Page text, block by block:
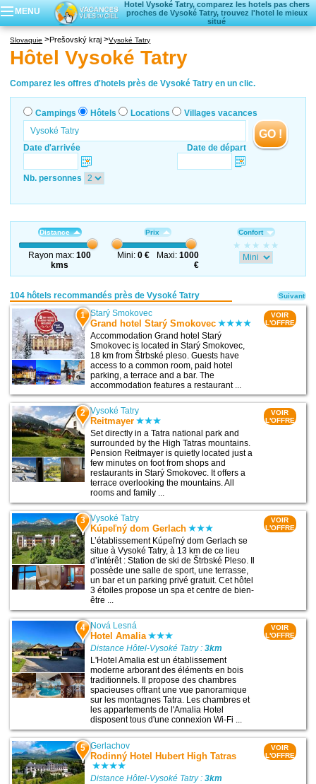
MENU
Hotel Vysoké Tatry, comparez les hotels pas chers
proches de Vysoké Tatry, trouvez l'hotel le mieux
situé
Hôtels
Locations vacances
Villages vacances
Slovaquie Prešovský kraj Vysoké Tatry
Hôtel Vysoké Tatry
Comparez les offres d'hotels près de Vysoké Tatry en un clic.
Campings Hôtels Locations Villages vacances
Date d'arrivée Date de départ
GO !
Nb. personnes
Distance
Rayon max:100
kms
Prix
Mini: 0 € Maxi:1000
€
Confort
104 hôtels recommandés près de Vysoké Tatry
1 Starý Smokovec
Grand hotel Starý Smokovec
Accommodation Grand hotel Starý
Smokovec is located in Starý Smokovec,
18 km from Štrbské pleso. Guests have
access to a common room, paid hotel
parking, a terrace and a bar. The
accommodation features a restaurant ...
VOIR
L'OFFRE
2 Vysoké Tatry
Reitmayer
Set directly in a Tatra national park and
surrounded by the High Tatras mountains.
Pension Reitmayer is quietly located just a
few minutes on foot from shops and
restaurants in Starý Smokovec. It offers a
terrace overlooking the mountains. All
rooms and family ...
VOIR
L'OFFRE
3 Vysoké Tatry
Kúpeľný dom Gerlach
L’établissement Kúpeľný dom Gerlach se
situe à Vysoké Tatry, à 13 km de ce lieu
d’intérêt : Station de ski de Štrbské Pleso. Il
possède une salle de sport, une terrasse,
un bar et un parking privé gratuit. Cet hôtel
3 étoiles propose un spa et centre de bien-
être ...
VOIR
L'OFFRE
4 Nová Lesná
Hotel Amalia
Distance Hôtel-Vysoké Tatry :3km
L'Hotel Amalia est un établissement
moderne arborant des éléments en bois
traditionnels. Il propose des chambres
spacieuses offrant une vue panoramique
sur les montagnes Tatra. Les chambres et
les appartements de l'Amalia Hotel
disposent tous d'une connexion Wi-Fi ...
VOIR
L'OFFRE
5 Gerlachov
Rodinný Hotel Hubert High Tatras
Distance Hôtel-Vysoké Tatry :3km
VOIR
L'OFFRE
Suivant